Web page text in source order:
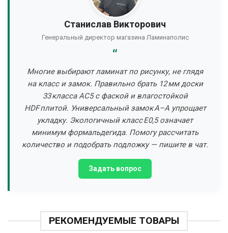
Станислав Викторович
Генеральный директор магазина Ламинаполис
Многие выбирают ламинат по рисунку, не глядя
на класс и замок. Правильно брать 12 мм доски
33 класса AC5 с фаской и влагостойкой
HDF плитой. Универсальный замок A–A упрощает
укладку. Экологичный класс E0,5 означает
минимум формальдегида. Помогу рассчитать
количество и подобрать подложку — пишите в чат.
Задать вопрос
РЕКОМЕНДУЕМЫЕ ТОВАРЫ